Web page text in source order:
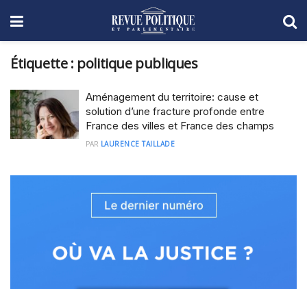
Étiquette : politique publiques
Aménagement du territoire: cause et
solution d’une fracture profonde entre
France des villes et France des champs
PAR LAURENCE TAILLADE